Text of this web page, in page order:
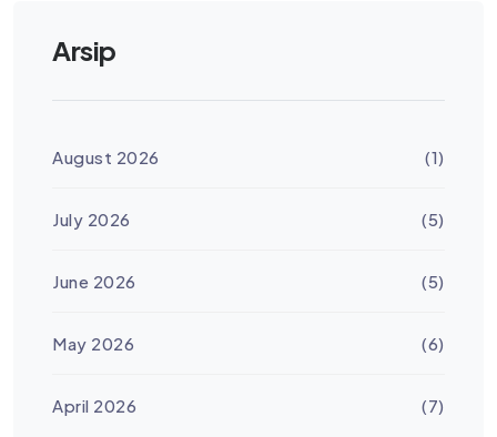
Arsip
August 2026 (1)
July 2026 (5)
June 2026 (5)
May 2026 (6)
April 2026 (7)